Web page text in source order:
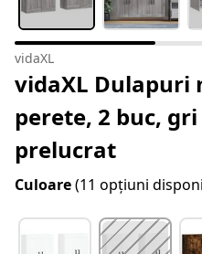
vidaXL
vidaXL Dulapuri
perete, 2 buc,
prelucrat
Culoare(11 opțiuni